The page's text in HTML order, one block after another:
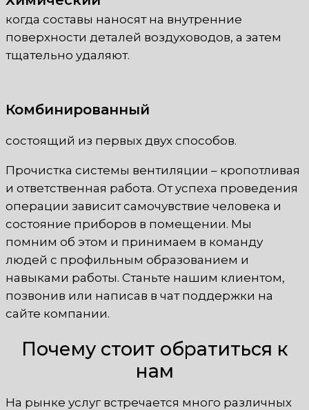
когда составы наносят на внутренние
поверхности деталей воздуховодов, а затем
тщательно удаляют.
Комбинированный
состоящий из первых двух способов.
Прочистка системы вентиляции – кропотливая
и ответственная работа. От успеха проведения
операции зависит самочувствие человека и
состояние приборов в помещении. Мы
помним об этом и принимаем в команду
людей с профильным образованием и
навыками работы. Станьте нашим клиентом,
позвонив или написав в чат поддержки на
сайте компании.
Почему стоит обратиться к
нам
На рынке услуг встречается много различных